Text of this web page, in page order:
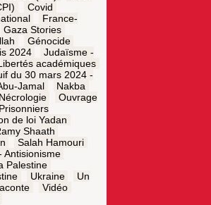
Covid
France-
Gaza Stories
Génocide
2024
Judaïsme -
académiques
du 30 mars 2024 -
Jamal
Nakba
Nécrologie
Ouvrage
Prisonniers
de loi Yadan
Shaath
Salah Hamouri
Antisionisme
Palestine
Ukraine
Un
Vidéo